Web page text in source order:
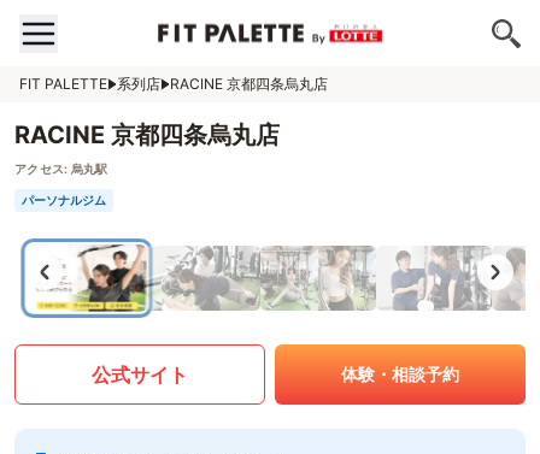
FIT PALETTE 系列店 RACINE 京都四条烏丸店
RACINE 京都四条烏丸店
アクセス: 烏丸駅
パーソナルジム
公式サイト 体験・相談予約